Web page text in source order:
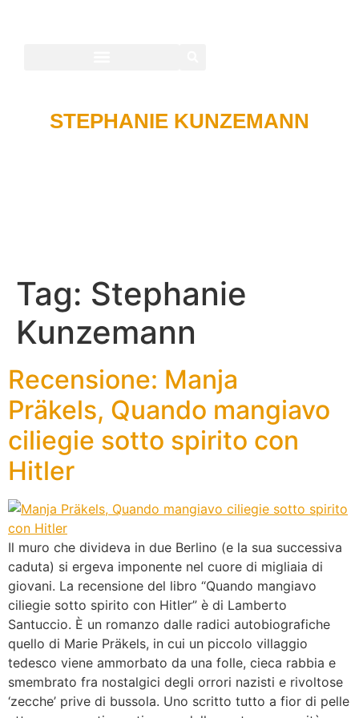
STEPHANIE KUNZEMANN
Tag: Stephanie
Kunzemann
Recensione: Manja
Präkels, Quando mangiavo
ciliegie sotto spirito con
Hitler
Il muro che divideva in due Berlino (e la sua successiva
caduta) si ergeva imponente nel cuore di migliaia di
giovani. La recensione del libro “Quando mangiavo
ciliegie sotto spirito con Hitler” è di Lamberto
Santuccio. È un romanzo dalle radici autobiografiche
quello di Marie Präkels, in cui un piccolo villaggio
tedesco viene ammorbato da una folle, cieca rabbia e
smembrato fra nostalgici degli orrori nazisti e rivoltose
‘zecche’ prive di bussola. Uno scritto tutto a fior di pelle